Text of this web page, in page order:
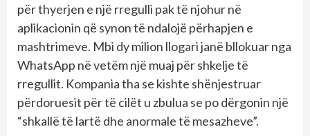
për thyerjen e një rregulli pak të njohur në
aplikacionin që synon të ndalojë përhapjen e
mashtrimeve. Mbi dy milion llogari janë bllokuar nga
WhatsApp në vetëm një muaj për shkelje të
rregullit. Kompania tha se kishte shënjestruar
përdoruesit për të cilët u zbulua se po dërgonin një
“shkallë të lartë dhe anormale të mesazheve”.